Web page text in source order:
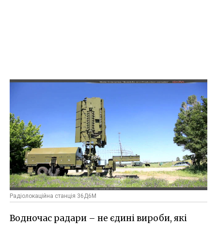
Радіолокаційна станція 36Д6М
Водночас радари – не єдині вироби, які